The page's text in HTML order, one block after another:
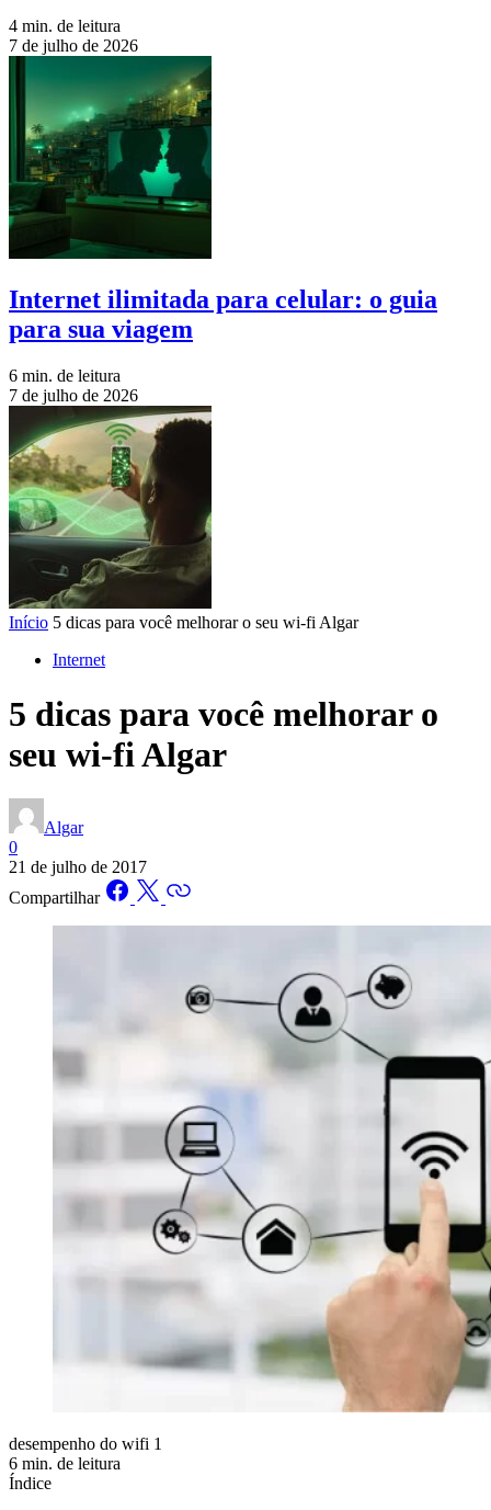
4 min. de leitura
7 de julho de 2026
Internet ilimitada para celular: o guia
para sua viagem
6 min. de leitura
7 de julho de 2026
Início 5 dicas para você melhorar o seu wi-fi Algar
Internet
5 dicas para você melhorar o
seu wi-fi Algar
Algar
0
21 de julho de 2017
Compartilhar
desempenho do wifi 1
6 min. de leitura
Índice